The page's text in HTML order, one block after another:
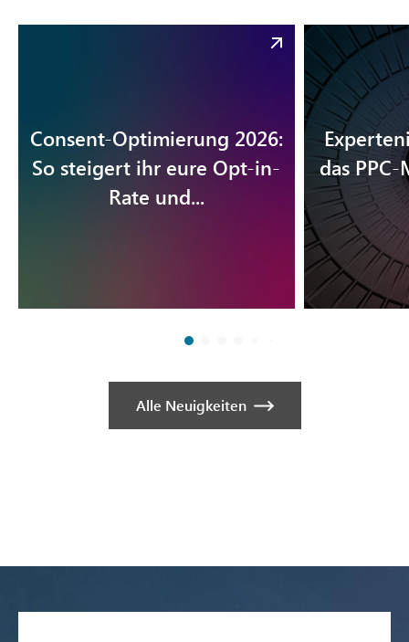
Consent-Optimierung 2026:
So steigert ihr eure Opt-in-
Rate und...
das
Alle Neuigkeiten